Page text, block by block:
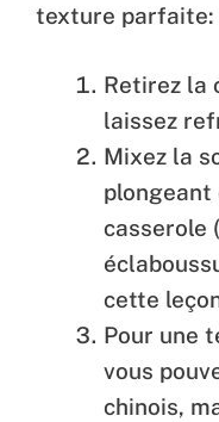
texture parfaite:
Retirez la
laissez
Mixez la
plongeant
casserole
cette
Pour une
vous
chinois,